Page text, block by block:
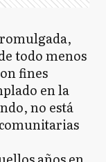
todo menos
fines
en la
no está